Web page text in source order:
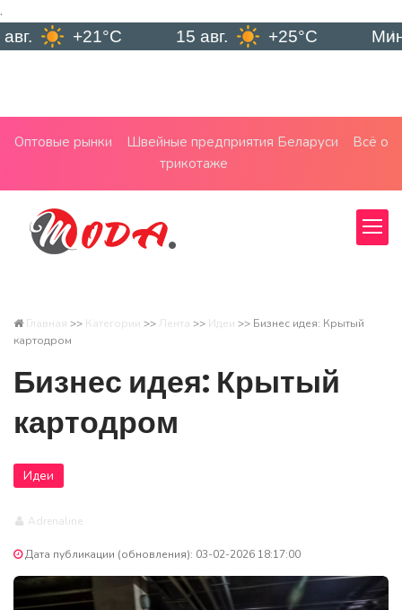
.
+21°C 15 авг. +25°C
Оптовые рынки Швейные предприятия Беларуси
Всё о
трикотаже
Главная >> Категории >> Лента >> Идеи >> Бизнес идея: Крытый
картодром
Бизнес идея: Крытый
картодром
Идеи
Adrenaline
Дата публикации (обновления): 03-02-2026 18:17:00